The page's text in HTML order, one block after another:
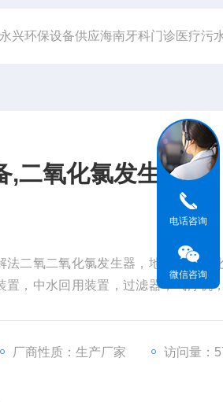
环保设备供应海南牙科门诊医疗污水处理设备,二氧化氯
,二氧化氯发生器
二氧二氧化氯发生器，地埋式一体
，中水回用装置，过滤器，气浮机
厂商性质：生产厂家 访问量：
电话咨询
微信咨询